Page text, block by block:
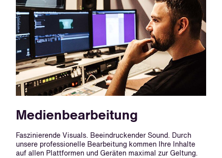
Medienbearbeitung
Faszinierende Visuals. Beeindruckender Sound. Durch
unsere professionelle Bearbeitung kommen Ihre Inhalte
auf allen Plattformen und Geräten maximal zur Geltung.